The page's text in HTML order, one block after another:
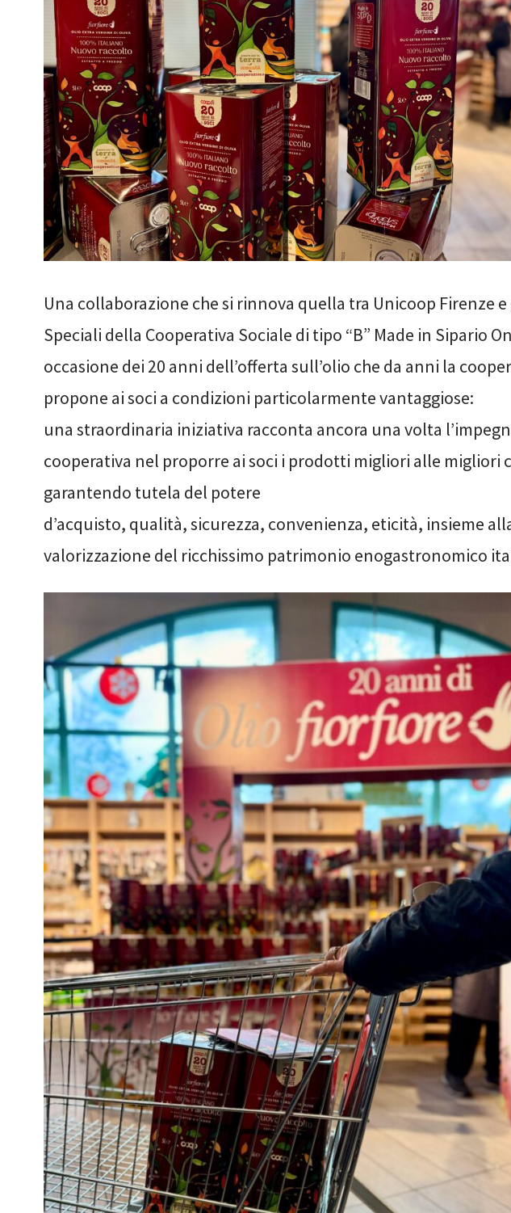
Una collaborazione che si rinnova quella tra Unicoop Firenze
Speciali della Cooperativa Sociale di tipo “B” Made in Sipario
occasione dei 20 anni dell’offerta sull’olio che da anni la
propone ai soci a condizioni particolarmente vantaggiose:
una straordinaria iniziativa racconta ancora una volta
cooperativa nel proporre ai soci i prodotti migliori alle migliori
garantendo tutela del potere
d’acquisto, qualità, sicurezza, convenienza, eticità, insieme
valorizzazione del ricchissimo patrimonio enogastronomico